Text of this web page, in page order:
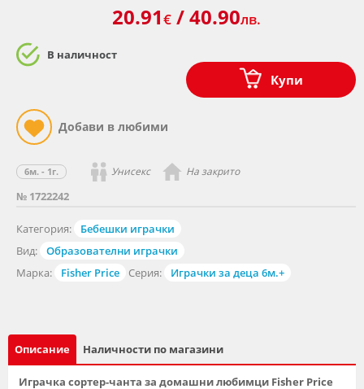
№ 1722242
Категория:
Бебешки играчки
Вид:
Образователни играчки
Марка:
Fisher Price Серия: Играчки за деца 6м.+
6м. - 1г. Унисекс На закрито
20.91€/ 40.90лв.
В наличност
Купи
Описание Наличности по магазини
Играчка сортер-чанта за домашни любимци Fisher Price